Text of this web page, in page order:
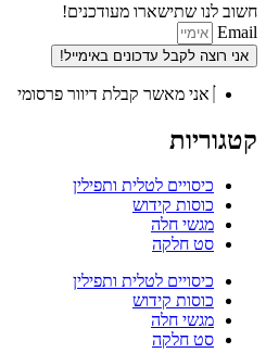
חשוב לנו שתישארו מעודכנים!
Email
אני רוצה לקבל עדכונים באימייל!
אני מאשר קבלת דיוור פרסומי
קטגוריות
כיסויים לטלית ותפילין
כוסות קידוש
מגשי חלה
סט חלקה
כיסויים לטלית ותפילין
כוסות קידוש
מגשי חלה
סט חלקה